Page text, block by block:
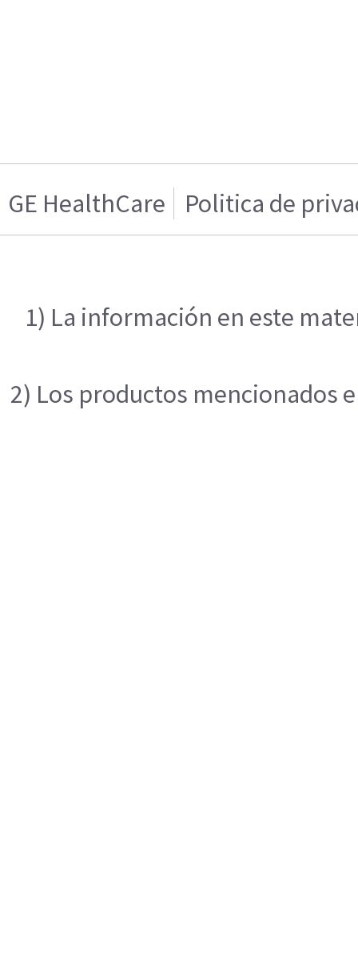
GE HealthCare Politica de
1) La información en este
2) Los productos mencionados